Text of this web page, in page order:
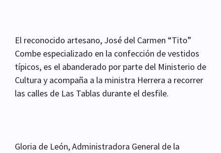
El reconocido artesano, José del Carmen “Tito”
Combe especializado en la confección de vestidos
típicos, es el abanderado por parte del Ministerio de
Cultura y acompaña a la ministra Herrera a recorrer
las calles de Las Tablas durante el desfile.
Gloria de León, Administradora General de la